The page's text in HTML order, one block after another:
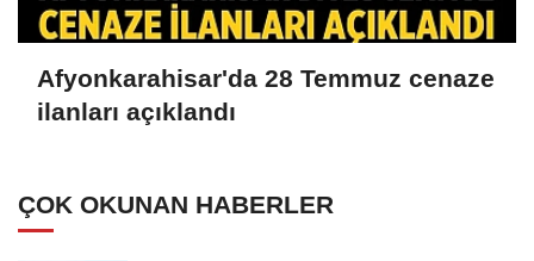
Afyonkarahisar'da 28 Temmuz cenaze
ilanları açıklandı
ÇOK OKUNAN HABERLER